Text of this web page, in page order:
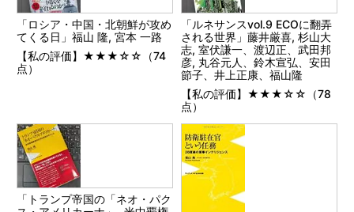
「ロシア・中国・北朝鮮が攻め
てくる日」福山 隆, 宮本 一路
【私の評価】★★★☆☆（74
点）
「ルネサンスvol.9 ECOに翻弄
される世界」藤井厳喜, 杉山大
志, 室伏謙一、渡辺正、武田邦
彦, 丸谷元人、鈴木宣弘、安田
節子、井上正康、福山隆
【私の評価】★★★☆☆（78
点）
「トランプ帝国の「ネオ・パク